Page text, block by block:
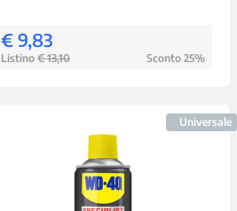
€ 9,83
Listino € 13,10 Sconto 25%
Universale